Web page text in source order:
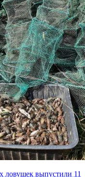
ловушек выпустили 11